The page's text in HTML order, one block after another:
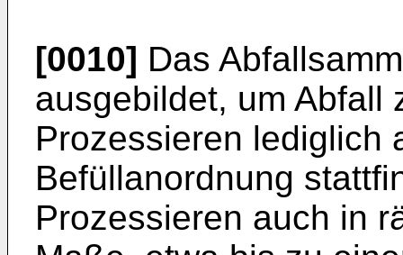
[0010] Das
ausgebildet, um Abfall
Prozessieren lediglich
Befüllanordnung
Prozessieren auch in